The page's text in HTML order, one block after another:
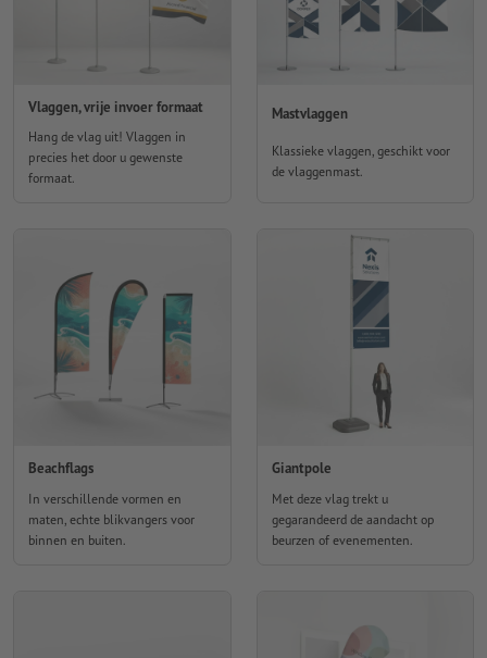
Vlaggen, vrije invoer formaat
Hang de vlag uit! Vlaggen in
precies het door u gewenste
formaat.
Mastvlaggen
Klassieke vlaggen, geschikt voor
de vlaggenmast.
Beachflags
In verschillende vormen en
maten, echte blikvangers voor
binnen en buiten.
Giantpole
Met deze vlag trekt u
gegarandeerd de aandacht op
beurzen of evenementen.